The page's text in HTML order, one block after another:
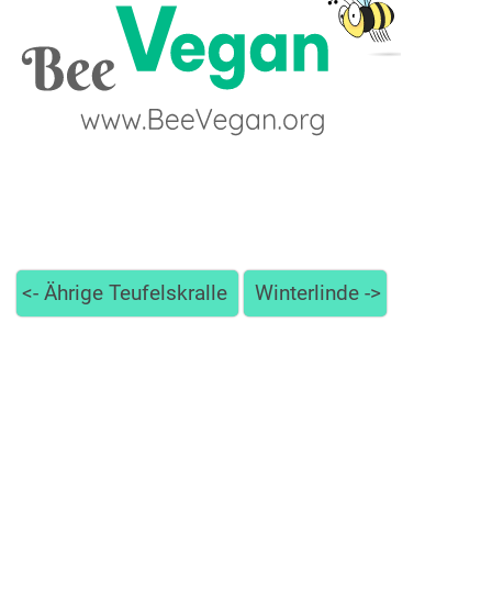
<- Ährige Teufelskralle Winterlinde ->